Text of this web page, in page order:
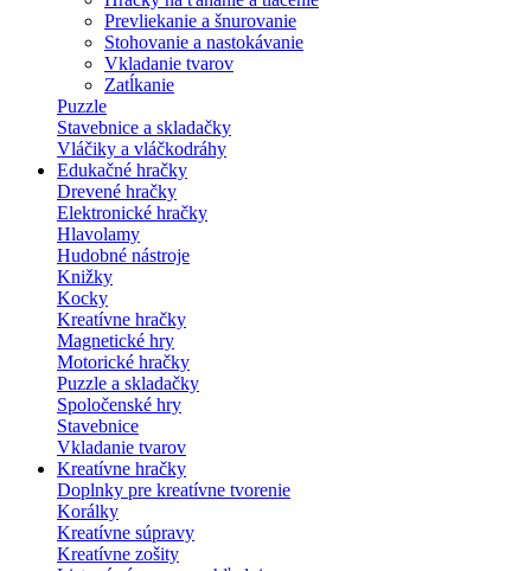
Prevliekanie a šnurovanie
Stohovanie a nastokávanie
Vkladanie tvarov
Zatĺkanie
Puzzle
Stavebnice a skladačky
Vláčiky a vláčkodráhy
Edukačné hračky
Drevené hračky
Elektronické hračky
Hlavolamy
Hudobné nástroje
Knižky
Kocky
Kreatívne hračky
Magnetické hry
Motorické hračky
Puzzle a skladačky
Spoločenské hry
Stavebnice
Vkladanie tvarov
Kreatívne hračky
Doplnky pre kreatívne tvorenie
Korálky
Kreatívne súpravy
Kreatívne zošity